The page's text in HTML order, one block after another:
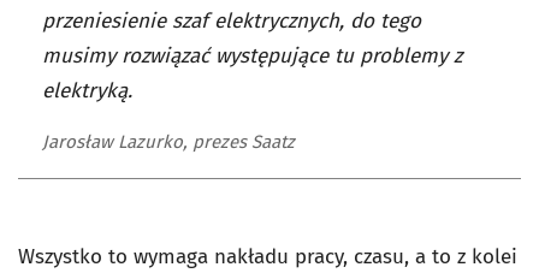
przeniesienie szaf elektrycznych, do tego
musimy rozwiązać występujące tu problemy z
elektryką.
Jarosław Lazurko, prezes Saatz
Wszystko to wymaga nakładu pracy, czasu, a to z kolei